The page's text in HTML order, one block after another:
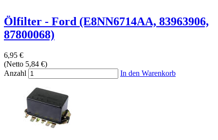
Ölfilter - Ford (E8NN6714AA, 83963906,
87800068)
6,95 €
(Netto 5,84 €)
Anzahl
In den Warenkorb